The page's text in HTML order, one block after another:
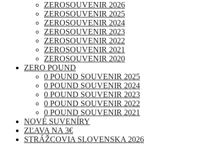
ZEROSOUVENIR 2026
ZEROSOUVENIR 2025
ZEROSOUVENIR 2024
ZEROSOUVENIR 2023
ZEROSOUVENIR 2022
ZEROSOUVENIR 2021
ZEROSOUVENIR 2020
ZERO POUND
0 POUND SOUVENIR 2025
0 POUND SOUVENIR 2024
0 POUND SOUVENIR 2023
0 POUND SOUVENIR 2022
0 POUND SOUVENIR 2021
NOVÉ SUVENÍRY
ZĽAVA NA 3€
STRÁŽCOVIA SLOVENSKA 2026